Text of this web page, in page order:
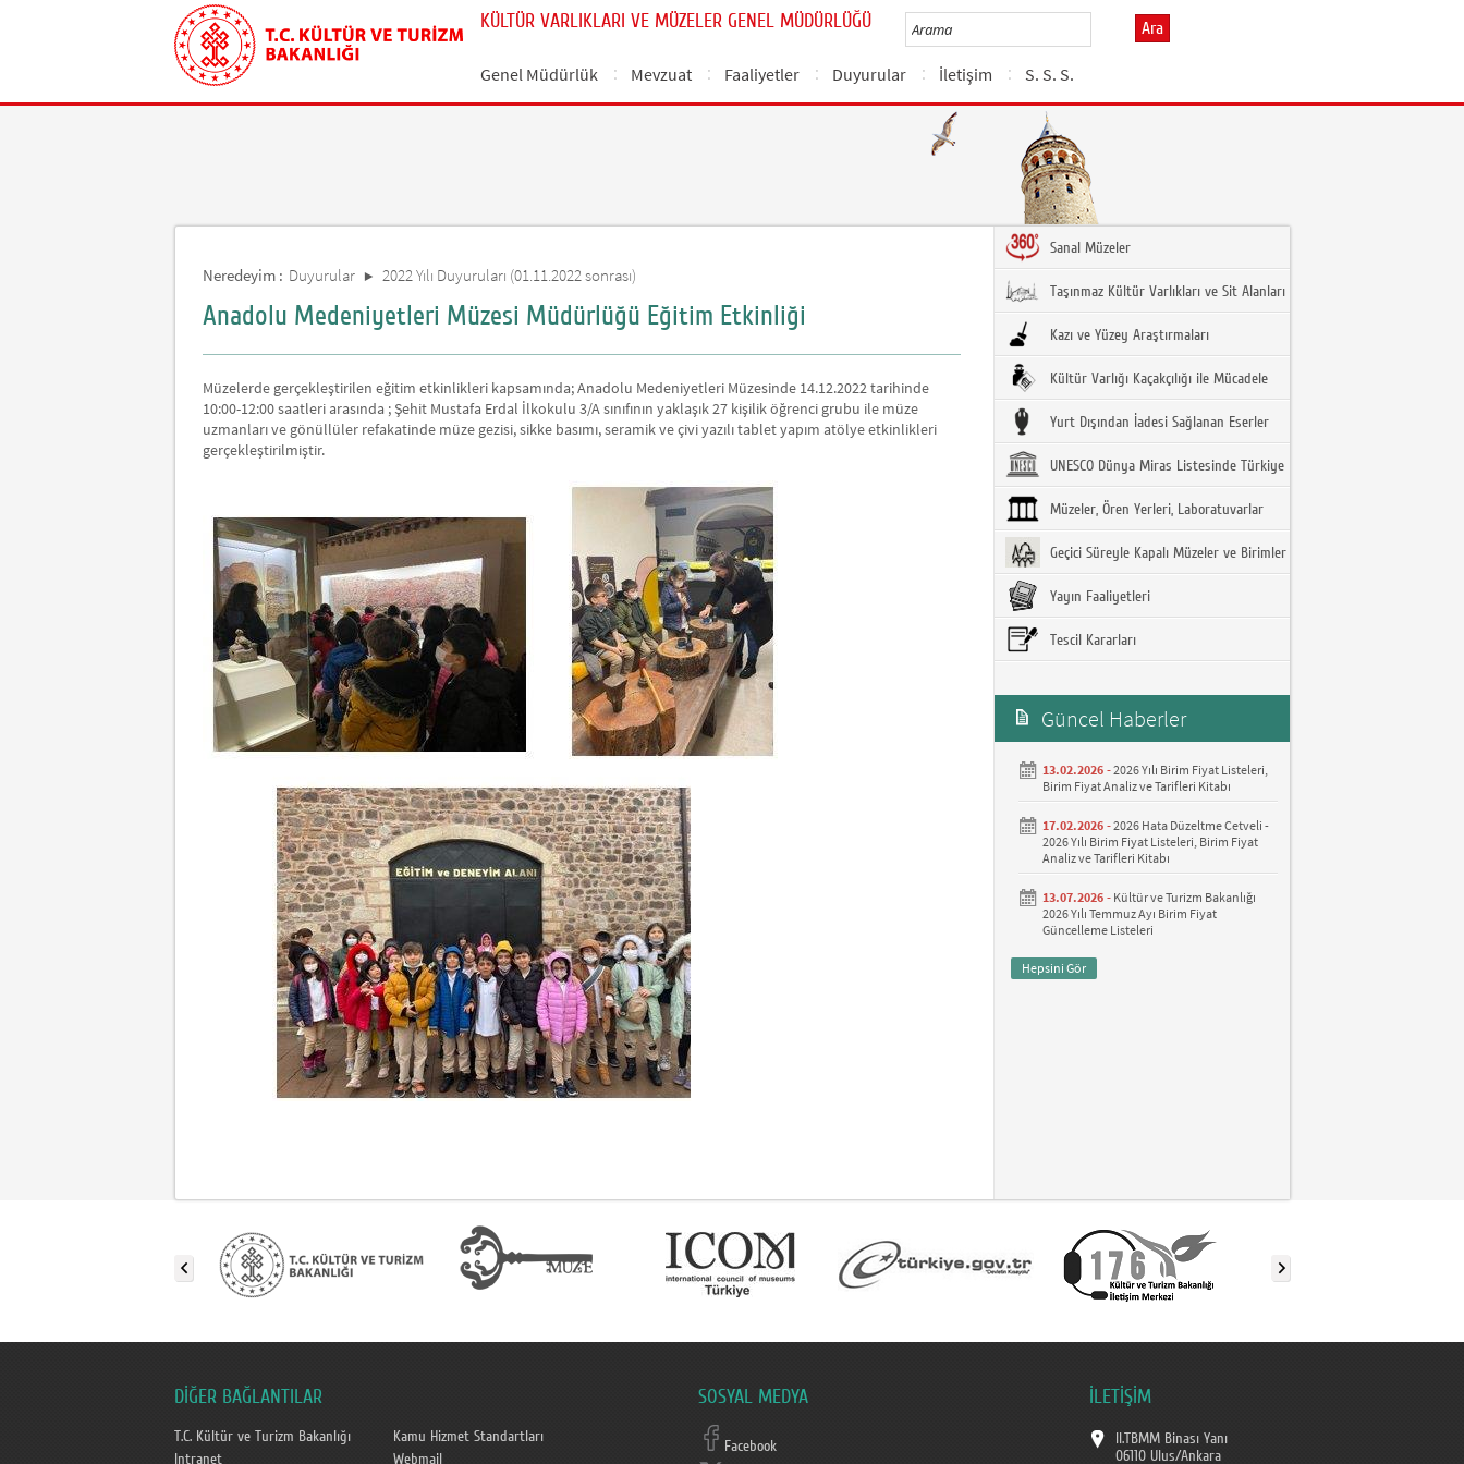
KÜLTÜR VARLIKLARI VE MÜZELER GENEL MÜDÜRLÜĞÜ Ara
Genel Müdürlük Mevzuat Faaliyetler Duyurular İletişim S. S. S.
Neredeyim : Duyurular 2022 Yılı Duyuruları (01.11.2022 sonrası)
Anadolu Medeniyetleri Müzesi Müdürlüğü Eğitim Etkinliği
Müzelerde gerçekleştirilen eğitim etkinlikleri kapsamında; Anadolu Medeniyetleri Müzesinde 14.12.2022 tarihinde
10:00-12:00 saatleri arasında ; Şehit Mustafa Erdal İlkokulu 3/A sınıfının yaklaşık 27 kişilik öğrenci grubu ile müze
uzmanları ve gönüllüler refakatinde müze gezisi, sikke basımı, seramik ve çivi yazılı tablet yapım atölye etkinlikleri
gerçekleştirilmiştir.
Sanal Müzeler
Taşınmaz Kültür Varlıkları ve Sit Alanları
Kazı ve Yüzey Araştırmaları
Kültür Varlığı Kaçakçılığı ile Mücadele
Yurt Dışından İadesi Sağlanan Eserler
UNESCO Dünya Miras Listesinde Türkiye
Müzeler, Ören Yerleri, Laboratuvarlar
Geçici Süreyle Kapalı Müzeler ve Birimler
Yayın Faaliyetleri
Tescil Kararları
Güncel Haberler
13.02.2026 -2026 Yılı Birim Fiyat Listeleri,
Birim Fiyat Analiz ve Tarifleri Kitabı
17.02.2026 -2026 Hata Düzeltme Cetveli -
2026 Yılı Birim Fiyat Listeleri, Birim Fiyat
Analiz ve Tarifleri Kitabı
13.07.2026 - Kültür ve Turizm Bakanlığı
2026 Yılı Temmuz Ayı Birim Fiyat
Güncelleme Listeleri
Hepsini Gör
DİĞER BAĞLANTILAR
T.C. Kültür ve Turizm Bakanlığı
Kamu Hizmet Standartları
Intranet
Webmail
SOSYAL MEDYA
Facebook
İLETİŞİM
II.TBMM Binası Yanı
06110 Ulus/Ankara